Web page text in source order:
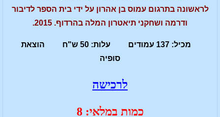
לראשונה בתרגום עמוס בן אהרון על ידי בית הספר לדיבור
ודרמה ושחקני תיאטרון המלה בהרדוף. 2015.
מכיל: 137 עמודים עלות: 50 ש"ח הוצאת
סופיה
לרכישה
כמות במלאי: 8